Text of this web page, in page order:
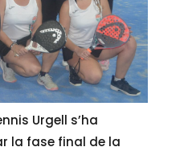
Urgell s’ha
la fase final de la